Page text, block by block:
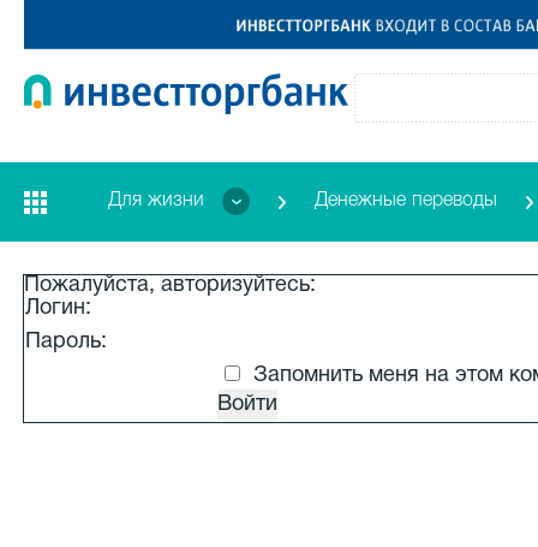
Для жизни Денежные переводы
Пожалуйста, авторизуйтесь:
Логин:
Пароль:
Запомнить меня на этом